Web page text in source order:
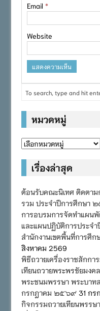
Email *
Website
หมวดหมู่
หมวด
เรื่องล่าสุด
ต้อนรับคณะนิเทศ ติดตาม
รวม ประจำปีการศึกษา
การอบรมการจัดทำแผน
และแผนปฏิบัติการประจำ
สำนักงานเขตพื้นที่การศึก
สิงหาคม 2569
พิธีถวายเครื่องราชสักกา
เทียนถวายพระพรชัยมงค
พระชนมพรรษา พระบาท
กรกฎาคม ๒๕๖๙ 31 กร
กิจกรรมถวายเทียนพรร